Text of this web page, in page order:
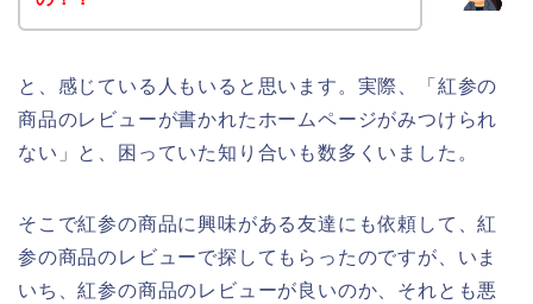
と、感じている人もいると思います。実際、「紅参の
商品のレビューが書かれたホームページがみつけられ
ない」と、困っていた知り合いも数多くいました。
そこで紅参の商品に興味がある友達にも依頼して、紅
参の商品のレビューで探してもらったのですが、いま
いち、紅参の商品のレビューが良いのか、それとも悪